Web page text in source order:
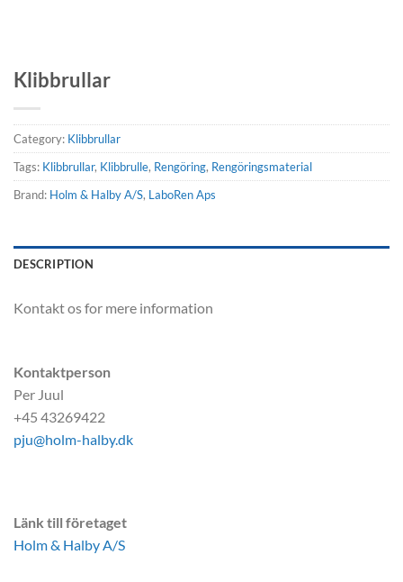
Klibbrullar
Category: Klibbrullar
Tags: Klibbrullar, Klibbrulle, Rengöring, Rengöringsmaterial
Brand: Holm & Halby A/S, LaboRen Aps
DESCRIPTION
Kontakt os for mere information
Kontaktperson
Per Juul
+45 43269422
pju@holm-halby.dk
Länk till företaget
Holm & Halby A/S